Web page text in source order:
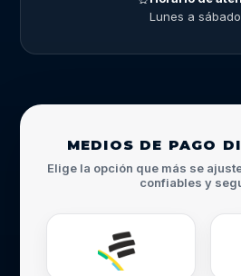
Lunes a sábado
MEDIOS DE PAGO
Elige la opción que más se
confiables y